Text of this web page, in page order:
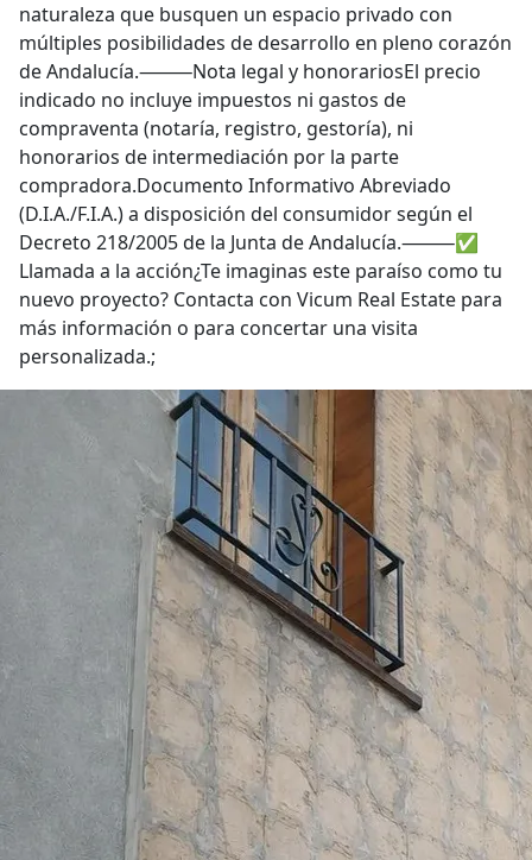
naturaleza que busquen un espacio privado con
múltiples posibilidades de desarrollo en pleno corazón
de Andalucía.⸻Nota legal y honorariosEl precio
indicado no incluye impuestos ni gastos de
compraventa (notaría, registro, gestoría), ni
honorarios de intermediación por la parte
compradora.Documento Informativo Abreviado
(D.I.A./F.I.A.) a disposición del consumidor según el
Decreto 218/2005 de la Junta de Andalucía.⸻✅
Llamada a la acción¿Te imaginas este paraíso como tu
nuevo proyecto? Contacta con Vicum Real Estate para
más información o para concertar una visita
personalizada.;